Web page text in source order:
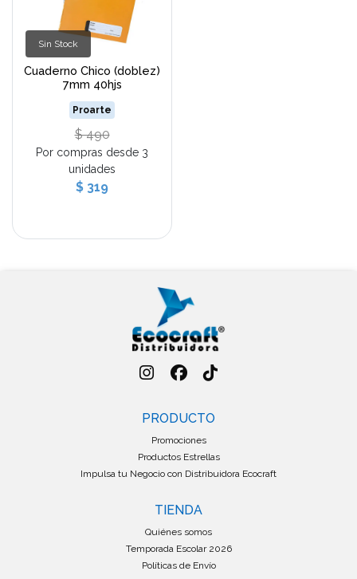
Sin Stock
Cuaderno Chico (doblez)
7mm 40hjs
Proarte
$ 490
Por compras desde 3
unidades
$ 319
PRODUCTO
Promociones
Productos Estrellas
Impulsa tu Negocio con Distribuidora Ecocraft
TIENDA
Quiénes somos
Temporada Escolar 2026
Políticas de Envío